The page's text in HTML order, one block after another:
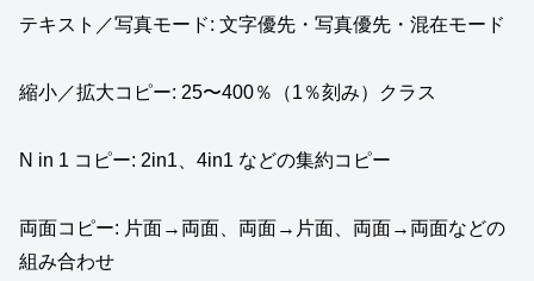
テキスト／写真モード: 文字優先・写真優先・混在モード
縮小／拡大コピー: 25〜400％（1％刻み）クラス
N in 1 コピー: 2in1、4in1 などの集約コピー
両面コピー: 片面→両面、両面→片面、両面→両面などの
組み合わせ